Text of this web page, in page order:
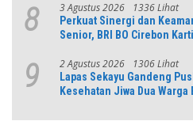
8 3 Agustus 2026 1336 Lihat
Perkuat Sinergi dan
Senior, BRI BO Cirebon
9 2 Agustus 2026 1306 Lihat
Lapas Sekayu Gandeng
Kesehatan Jiwa Dua Warga